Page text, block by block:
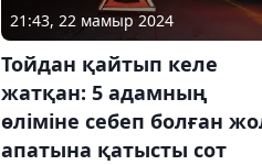
21:43, 22 мамыр 2024
Тойдан қайтып келе
жатқан: 5 адамның
өліміне себеп болған
апатына қатысты сот